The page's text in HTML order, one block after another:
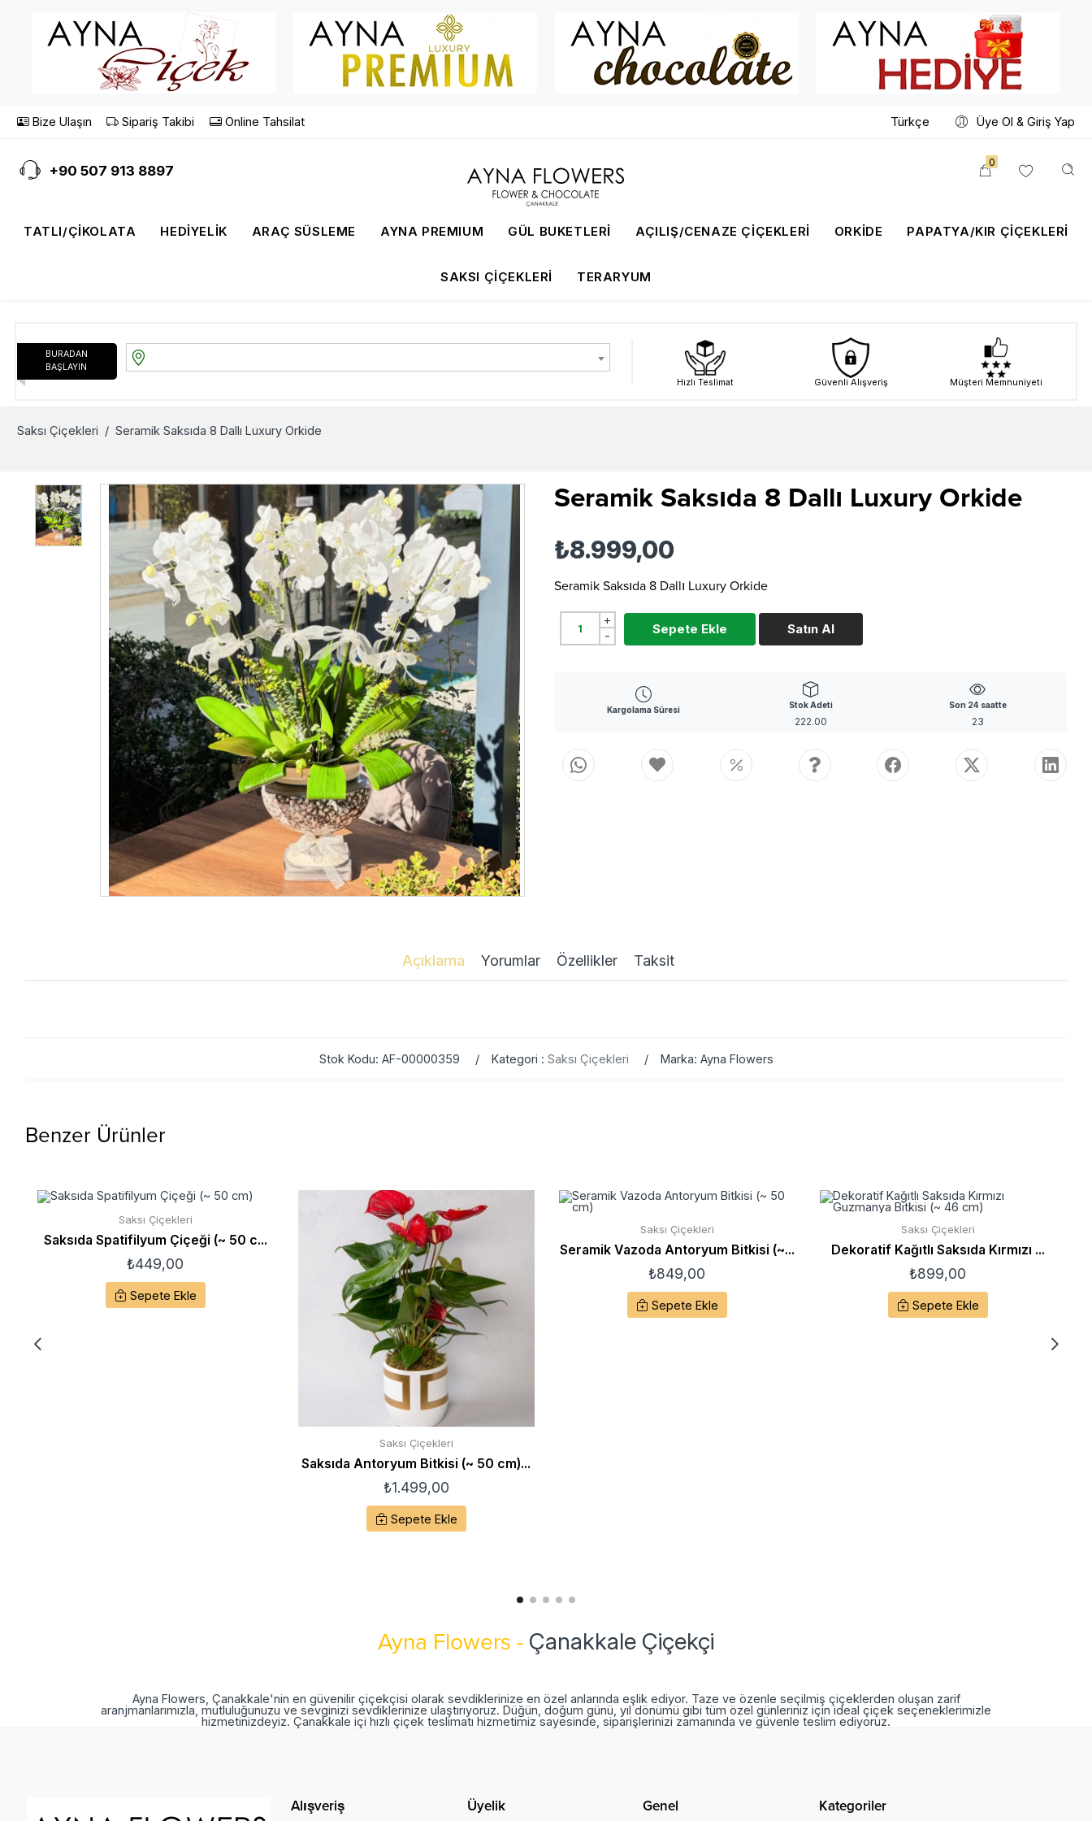
Bize Ulaşın Sipariş Takibi Online Tahsilat Türkçe Üye Ol & Giriş Yap
+90 507 913 8897
0
TATLI/ÇIKOLATA HEDIYELIK ARAÇ SÜSLEME AYNA PREMIUM GÜL BUKETLERI AÇILIŞ/CENAZE ÇİÇEKLERİ ORKIDE PAPATYA/KIR ÇIÇEKLERI
SAKSI ÇIÇEKLERI TERARYUM
BURADAN
BAŞLAYIN
Hızlı Teslimat Güvenli Alışveriş Müşteri Memnuniyeti
Saksı Çiçekleri / Seramik Saksıda 8 Dallı Luxury Orkide
Seramik Saksıda 8 Dallı Luxury Orkide
₺8.999,00
Seramik Saksıda 8 Dallı Luxury Orkide
+
-
Sepete Ekle Satın Al
Kargolama Süresi Stok Adeti
222.00
Son 24 saatte
23
Açıklama Yorumlar Özellikler Taksit
Stok Kodu: AF-00000359 Kategori : Saksı Çiçekleri Marka: Ayna Flowers
Benzer Ürünler
Saksı Çiçekleri
Saksıda Spatifilyum Çiçeği (~ 50 c...
₺449,00
Sepete Ekle
Saksı Çiçekleri
Saksıda Antoryum Bitkisi (~ 50 cm)...
₺1.499,00
Sepete Ekle
Saksı Çiçekleri
Seramik Vazoda Antoryum Bitkisi (~...
₺849,00
Sepete Ekle
Saksı Çiçekleri
Dekoratif Kağıtlı Saksıda Kırmızı ...
₺899,00
Sepete Ekle
Ayna Flowers - Çanakkale Çiçekçi
Ayna Flowers, Çanakkale'nin en güvenilir çiçekçisi olarak sevdiklerinize en özel anlarında eşlik ediyor. Taze ve özenle seçilmiş çiçeklerden oluşan zarif
aranjmanlarımızla, mutluluğunuzu ve sevginizi sevdiklerinize ulaştırıyoruz. Düğün, doğum günü, yıl dönümü gibi tüm özel günleriniz için ideal çiçek seçeneklerimizle
hizmetinizdeyiz. Çanakkale içi hızlı çiçek teslimatı hizmetimiz sayesinde, siparişlerinizi zamanında ve güvenle teslim ediyoruz.
Alışveriş Üyelik Genel Kategoriler